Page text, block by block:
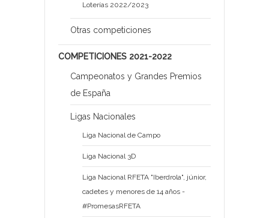
Loterías 2022/2023
Otras competiciones
COMPETICIONES 2021-2022
Campeonatos y Grandes Premios
de España
Ligas Nacionales
Liga Nacional de Campo
Liga Nacional 3D
Liga Nacional RFETA "Iberdrola", júnior,
cadetes y menores de 14 años -
#PromesasRFETA